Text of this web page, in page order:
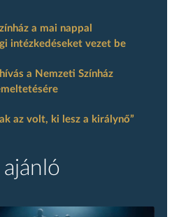
a mai nappal
intézkedéseket vezet be
a Nemzeti Színház
az volt, ki lesz a királynő”